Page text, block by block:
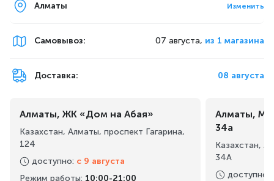
Алматы Изменить
Самовывоз: 07 августа, из 1 магазина
Доставка: 08 августа
Алматы, ЖК «Дом на Абая»
Казахстан, Алматы, проспект Гагарина,
124
доступно: с 9 августа
Режим работы: 10:00-21:00
Алматы,
34а
Казахстан,
34А
доступно